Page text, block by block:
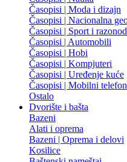
Časopisi | Moda i dizajn
Časopisi | Nacionalna
Časopisi | Sport i
Časopisi | Automobili
Časopisi | Hobi
Časopisi | Kompjuteri
Časopisi | Uređenje kuće
Časopisi | Mobilni
Ostalo
Dvorište i bašta
Bazeni
Alati i oprema
Bazeni | Oprema i delovi
Kosilice